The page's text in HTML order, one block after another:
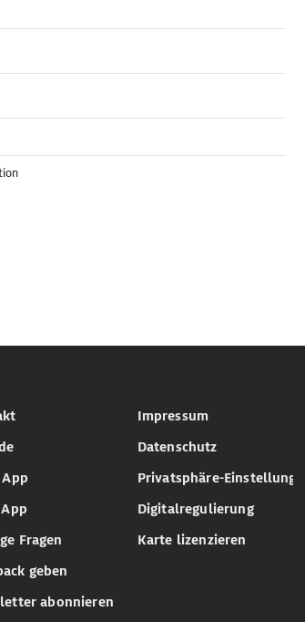
Fragen
geben
abonnieren
Impressum
Datenschutz
Privatsphäre-Einstellungen
Digitalregulierung
Karte lizenzieren